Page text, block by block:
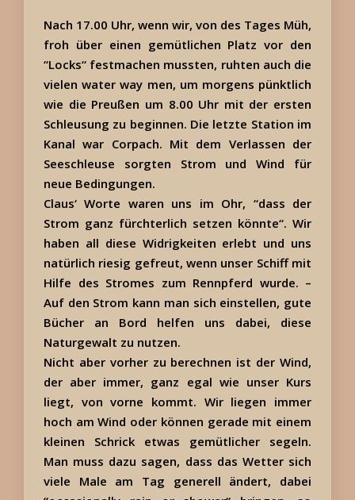
Nach 17.00 Uhr, wenn wir, von des Tages Müh,
froh über einen gemütlichen Platz vor den
“Locks“ festmachen mussten, ruhten auch die
vielen water way men, um morgens pünktlich
wie die Preußen um 8.00 Uhr mit der ersten
Schleusung zu beginnen. Die letzte Station im
Kanal war Corpach. Mit dem Verlassen der
Seeschleuse sorgten Strom und Wind für
neue Bedingungen.
Claus‘ Worte waren uns im Ohr, “dass der
Strom ganz fürchterlich setzen könnte“. Wir
haben all diese Widrigkeiten erlebt und uns
natürlich riesig gefreut, wenn unser Schiff mit
Hilfe des Stromes zum Rennpferd wurde. –
Auf den Strom kann man sich einstellen, gute
Bücher an Bord helfen uns dabei, diese
Naturgewalt zu nutzen.
Nicht aber vorher zu berechnen ist der Wind,
der aber immer, ganz egal wie unser Kurs
liegt, von vorne kommt. Wir liegen immer
hoch am Wind oder können gerade mit einem
kleinen Schrick etwas gemütlicher segeln.
Man muss dazu sagen, dass das Wetter sich
viele Male am Tag generell ändert, dabei